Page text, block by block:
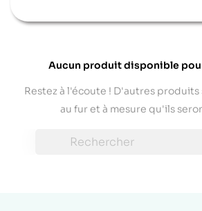
Aucun produit disponible
Restez à l'écoute ! D'autres
au fur et à mesure qu'ils